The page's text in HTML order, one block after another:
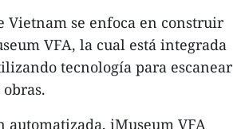
Vietnam se enfoca en construir
VFA, la cual está integrada
tecnología para escanear
iMuseum VFA